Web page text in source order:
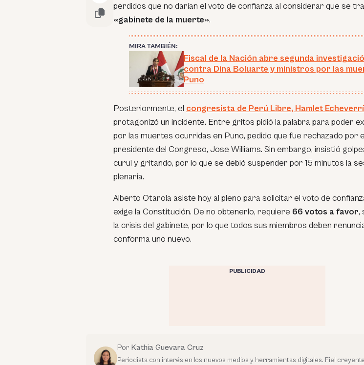
perdidos que no darían el voto de confianza al considerar que se
«gabinete de la muerte».
MIRA TAMBIÉN:
Fiscal de la Nación abre segunda
contra Dina Boluarte y ministros por las
Puno
Posteriormente, el congresista de Perú Libre, Hamlet
protagonizó un incidente. Entre gritos pidió la palabra para poder
por las muertes ocurridas en Puno, pedido que fue rechazado por
presidente del Congreso, Jose Williams. Sin embargo, insistió
curul y gritando, por lo que se debió suspender por 15 minutos la
plenaria.
Alberto Otarola asiste hoy al pleno para solicitar el voto de
exige la Constitución. De no obtenerlo, requiere 66 votos a favor,
la crisis del gabinete, por lo que todos sus miembros deben
conforma uno nuevo.
PUBLICIDAD
Por Kathia Guevara Cruz
Periodista con interés en los nuevos medios y herramientas digitales. Fiel